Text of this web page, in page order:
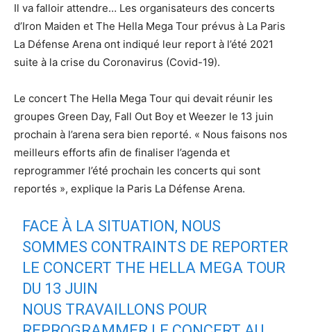
Il va falloir attendre… Les organisateurs des concerts
d’Iron Maiden et The Hella Mega Tour prévus à La Paris
La Défense Arena ont indiqué leur report à l’été 2021
suite à la crise du Coronavirus (Covid-19).
Le concert The Hella Mega Tour qui devait réunir les
groupes Green Day, Fall Out Boy et Weezer le 13 juin
prochain à l’arena sera bien reporté. « Nous faisons nos
meilleurs efforts afin de finaliser l’agenda et
reprogrammer l’été prochain les concerts qui sont
reportés », explique la Paris La Défense Arena.
FACE À LA SITUATION, NOUS
SOMMES CONTRAINTS DE REPORTER
LE CONCERT THE HELLA MEGA TOUR
DU 13 JUIN
NOUS TRAVAILLONS POUR